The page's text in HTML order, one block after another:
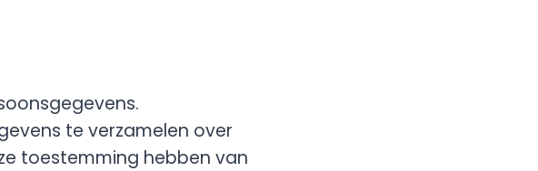
te verzamelen over
toestemming hebben van